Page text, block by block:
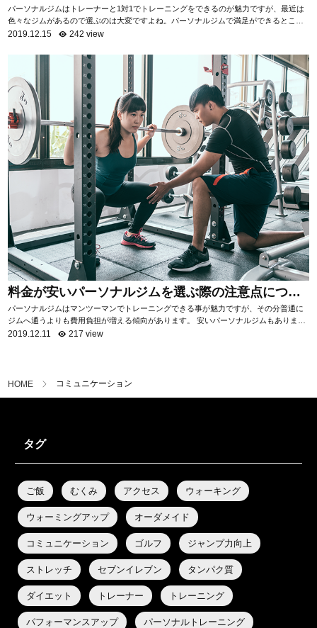
め！
パーソナルジムはトレーナーと1対1でトレーニングをできるのが魅力ですが、最近は
色々なジムがあるので選ぶのは大変ですよね。パーソナルジムで満足ができるところ
を選ぶためには「トレーナーの質を知る」ことがお...
2019.12.15 242 view
料金が安いパーソナルジムを選ぶ際の注意点につい
て
パーソナルジムはマンツーマンでトレーニングできる事が魅力ですが、その分普通に
ジムへ通うよりも費用負担が増える傾向があります。 安いパーソナルジムもあります
が、サービス内容はジムによって様々。 ...
2019.12.11 217 view
HOME コミュニケーション
タグ
ご飯 むくみ アクセス ウォーキング
ウォーミングアップ オーダメイド
コミュニケーション ゴルフ ジャンプ力向上
ストレッチ セブンイレブン タンパク質
ダイエット トレーナー トレーニング
パフォーマンスアップ パーソナルトレーニング